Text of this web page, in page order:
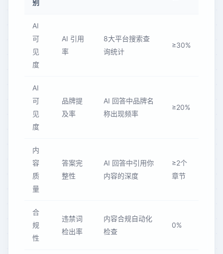
别
AI
可
见
度
AI 引用
率
8大平台搜索查
询统计
≥30%
AI
可
见
度
品牌提
及率
AI 回答中品牌名
称出现频率
≥20%
内
容
质
量
答案完
整性
AI 回答中引用你
内容的深度
≥2个
章节
合
规
性
违禁词
检出率
内容合规自动化
检查
0%